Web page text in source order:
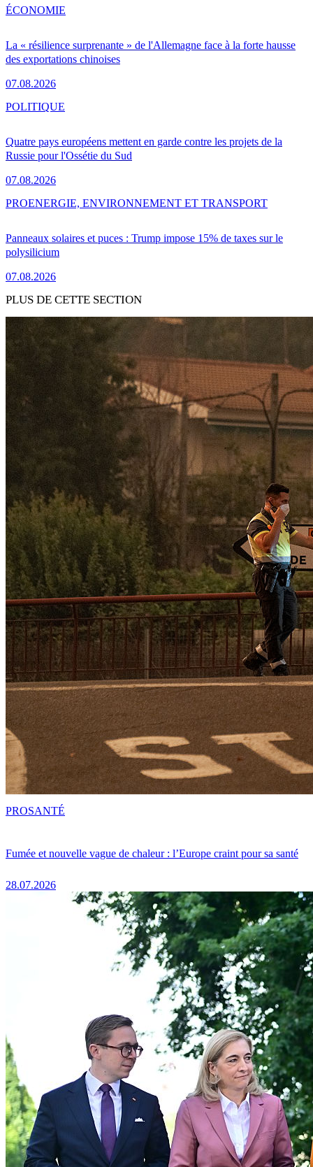
La « résilience surprenante » de l'Allemagne face à la forte hausse
des exportations chinoises
07.08.2026
ÉCONOMIE
Quatre pays européens mettent en garde contre les projets de la
Russie pour l'Ossétie du Sud
07.08.2026
POLITIQUE
Panneaux solaires et puces : Trump impose 15% de taxes sur le
polysilicium
07.08.2026
PROENERGIE, ENVIRONNEMENT ET TRANSPORT
PLUS DE CETTE SECTION
Fumée et nouvelle vague de chaleur : l’Europe craint pour sa santé
28.07.2026
PROSANTÉ